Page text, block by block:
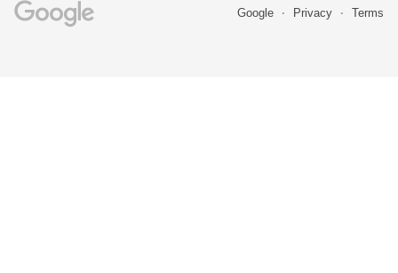
Google Privacy Terms